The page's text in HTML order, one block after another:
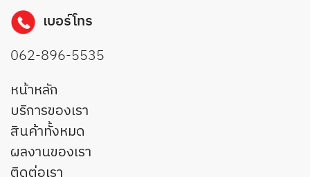
เบอร์โทร
062-896-5535
หน้าหลัก
บริการของเรา
สินค้าทั้งหมด
ผลงานของเรา